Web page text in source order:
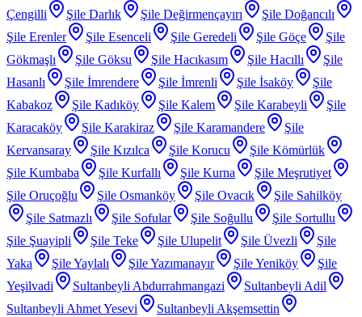
Çengilli
Şile Darlık Şile Değirmençayırı
Şile Doğancılı
Şile Erenler
Şile Esenceli Şile Geredeli Şile Göçe
Şile
Gökmaşlı
Şile Göksu Şile Hacıkasım Şile Hacıllı
Şile
Hasanlı
Şile İmrendere Şile İmrenli Şile İsaköy
Şile
Kabakoz
Şile Kadıköy Şile Kalem Şile Karabeyli
Şile
Karacaköy
Şile Karakiraz Şile Karamandere
Şile
Kervansaray
Şile Kızılca Şile Korucu
Şile Kömürlük
Şile Kumbaba
Şile Kurfallı Şile Kurna
Şile Meşrutiyet
Şile Oruçoğlu
Şile Osmanköy Şile Ovacık
Şile Sahilköy
Şile Satmazlı
Şile Sofular Şile Soğullu
Şile Sortullu
Şile Şuayipli
Şile Teke Şile Ulupelit Şile Üvezli
Şile
Yaka
Şile Yaylalı Şile Yazımanayır Şile Yeniköy
Şile
Yeşilvadi
Sultanbeyli Abdurrahmangazi
Sultanbeyli Adil
Sultanbeyli Ahmet Yesevi
Sultanbeyli Akşemsettin